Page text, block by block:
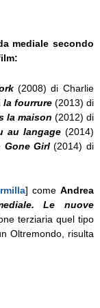
mediale secondo
(2008) di Charlie
la fourrure(2013) di
la maison (2012) di
au langage (2014)
Gone Girl (2014) di
] come Andrea
Le nuove
terziaria quel tipo
Oltremondo, risulta